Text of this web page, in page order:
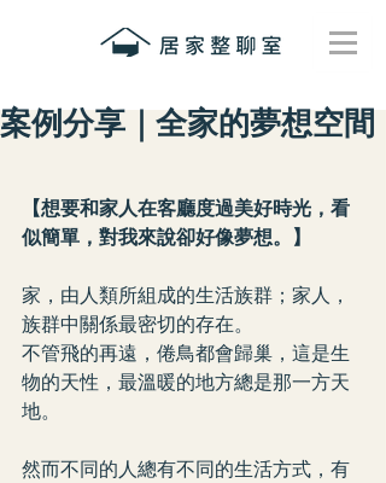
案例分享｜全家的夢想空間
【想要和家人在客廳度過美好時光，看
似簡單，對我來說卻好像夢想。】
家，由人類所組成的生活族群；家人，
族群中關係最密切的存在。
不管飛的再遠，倦鳥都會歸巢，這是生
物的天性，最溫暖的地方總是那一方天
地。
然而不同的人總有不同的生活方式，有